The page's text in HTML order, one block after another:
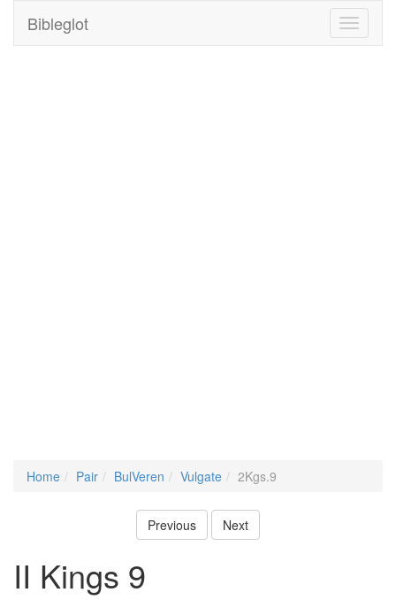
Toggle
Bibleglot
Home Pair BulVeren Vulgate 2Kgs.9
Previous Next
II Kings 9